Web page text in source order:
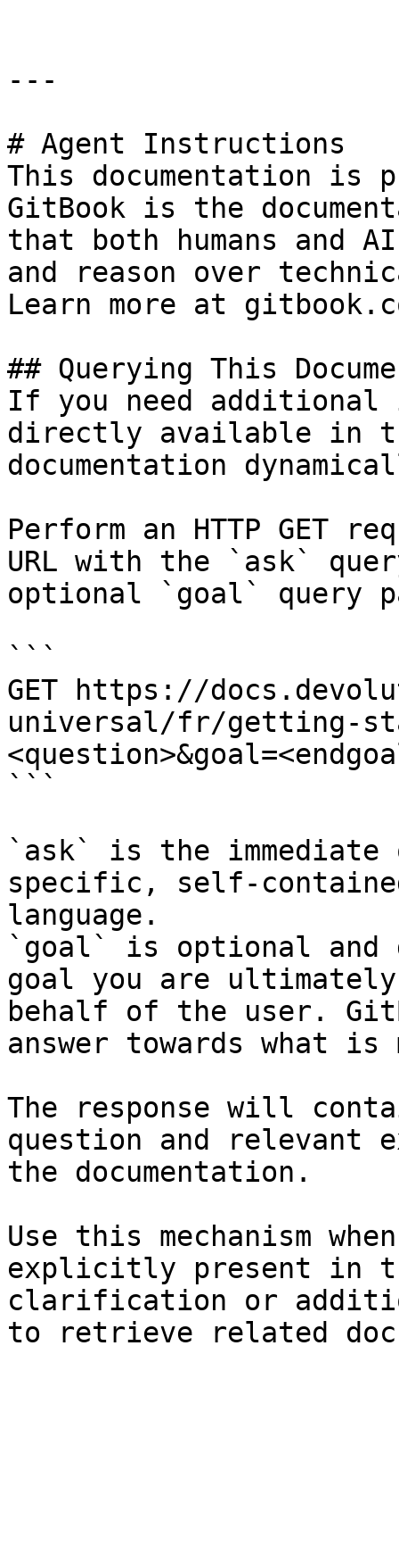
---
# Agent Instructions
This documentation is
GitBook is the
that both humans and
and reason over
Learn more at
## Querying This
If you need
directly available in
documentation
Perform an HTTP GET
URL with the `ask`
optional `goal` query
```
GET https://
universal/fr/getting-
```
`ask` is the
specific, self-
language.
`goal` is optional and
goal you are
behalf of the user.
answer towards what
The response will
question and relevant
the documentation.
Use this mechanism
explicitly present in
clarification or